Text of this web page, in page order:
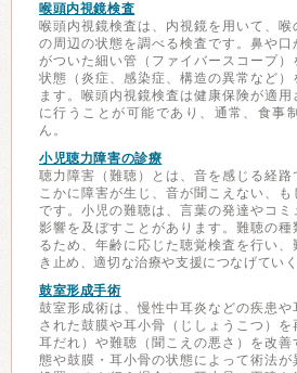
喉頭内視鏡検査
喉頭内視鏡検査は、内視鏡を用いて、喉
の周辺の状態を調べる検査です。鼻や口
がついた細い管（ファイバースコープ
状態（炎症、感染症、構造の異常など）
ます。喉頭内視鏡検査は健康保険が適用
に行うことが可能であり、通常、食事
ん。
小児聴力障害の診療
聴力障害（難聴）とは、音を感じる経
こかに障害が生じ、音が聞こえない、
です。小児の難聴は、言葉の発達やコミ
影響を及ぼすことがあります。難聴の種
るため、年齢に応じた聴覚検査を行い
き止め、適切な治療や支援につなげてい
鼓室形成手術
鼓室形成術は、慢性中耳炎などの疾患
された鼓膜や耳小骨（じしょうこつ）を
耳だれ）や難聴（聞こえの悪さ）を改善
態や鼓膜・耳小骨の状態によって術法が